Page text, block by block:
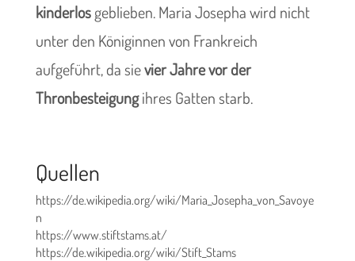
kinderlosgeblieben. Maria Josepha wird nicht
unter den Königinnen von Frankreich
aufgeführt, da sievier Jahre vor der
Thronbesteigungihres Gatten starb.
Quellen
https://de.wikipedia.org/wiki/Maria_Josepha_von_Savoye
n
https://www.stiftstams.at/
https://de.wikipedia.org/wiki/Stift_Stams